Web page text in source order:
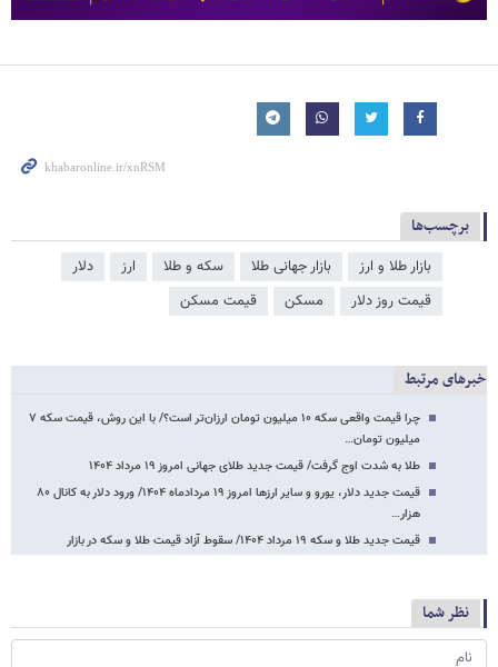
برچسب‌ها
بازار طلا و ارز بازار جهانی طلا سکه و طلا ارز
دلار
قیمت روز دلار
مسکن قیمت مسکن
خبرهای مرتبط
چرا قیمت واقعی سکه ۱۰ میلیون تومان ارزان‌تر است؟/ با این روش، قیمت سکه ۷
میلیون تومان…
طلا به شدت اوج گرفت/ قیمت جدید طلای جهانی امروز ۱۹ مرداد ۱۴۰۴
قیمت جدید دلار، یورو و سایر ارزها امروز ۱۹ مردادماه ۱۴۰۴/ ورود دلار به کانال ۸۰
هزار…
قیمت جدید طلا و سکه ۱۹ مرداد ۱۴۰۴/ سقوط آزاد قیمت طلا و سکه در بازار
نظر شما